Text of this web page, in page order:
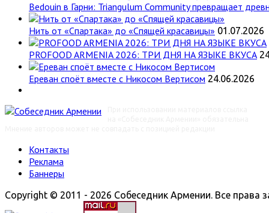
Bedouin в Гарни: Triangulum Community превращает
Нить от «Спартака» до «Спящей красавицы» 01.07.2026
PROFOOD ARMENIA 2026: ТРИ ДНЯ НА ЯЗЫКЕ ВКУСА
Ереван споёт вместе с Никосом Вертисом 24.06.2026
Контакты
Реклама
Баннеры
Copyright © 2011 - 2026 Собеседник Армении. Все права